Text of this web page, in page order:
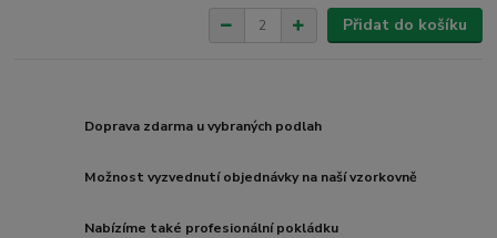
Přidat do košíku
Doprava zdarma u vybraných podlah
Možnost vyzvednutí objednávky na naší vzorkovně
Nabízíme také profesionální pokládku